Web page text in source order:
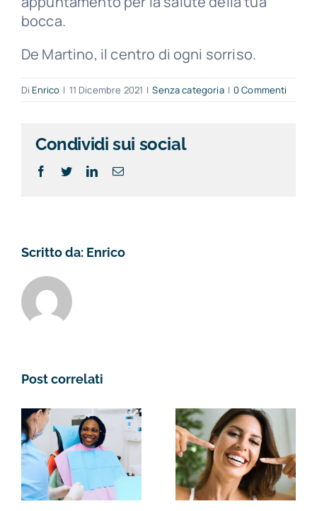
bocca.
De Martino, il centro di ogni sorriso.
DiEnrico | 11 Dicembre 2021 | Senza categoria | 0 Commenti
Condividi sui social
Facebook
TwitterLinkedInEmail
Scritto da: Enrico
Post correlati